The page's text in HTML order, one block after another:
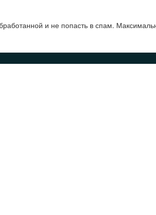
и не попасть в спам.